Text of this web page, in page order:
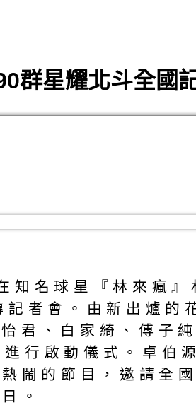
群星耀北斗全國
名球星『林來瘋』
者會。由新出爐的
君、白家綺、傅子
行啟動儀式。卓伯
鬧的節目，邀請全
。